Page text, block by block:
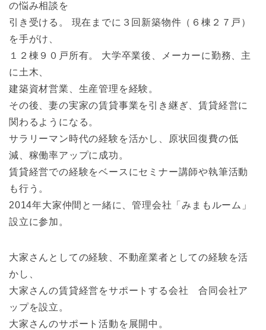
の悩み相談を
引き受ける。 現在までに３回新築物件（６棟２７戸）
を手がけ、
１２棟９０戸所有。 大学卒業後、メーカーに勤務、主
に土木、
建築資材営業、生産管理を経験。
その後、妻の実家の賃貸事業を引き継ぎ、賃貸経営に
関わるようになる。
サラリーマン時代の経験を活かし、原状回復費の低
減、稼働率アップに成功。
賃貸経営での経験をベースにセミナー講師や執筆活動
も行う。
2014年大家仲間と一緒に、管理会社「みまもルーム」
設立に参加。
大家さんとしての経験、不動産業者としての経験を活
かし、
大家さんの賃貸経営をサポートする会社 合同会社ア
ップを設立。
大家さんのサポート活動を展開中。